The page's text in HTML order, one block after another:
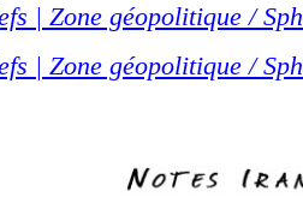
| Zone géopolitique /
| Zone géopolitique /